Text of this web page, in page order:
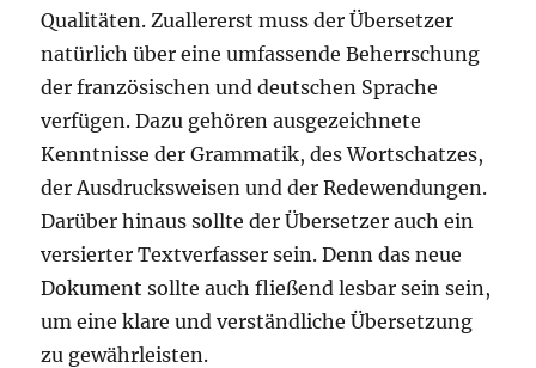
Qualitäten. Zuallererst muss der Übersetzer
natürlich über eine umfassende Beherrschung
der französischen und deutschen Sprache
verfügen. Dazu gehören ausgezeichnete
Kenntnisse der Grammatik, des Wortschatzes,
der Ausdrucksweisen und der Redewendungen.
Darüber hinaus sollte der Übersetzer auch ein
versierter Textverfasser sein. Denn das neue
Dokument sollte auch fließend lesbar sein sein,
um eine klare und verständliche Übersetzung
zu gewährleisten.